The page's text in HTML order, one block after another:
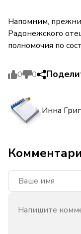
Напомним,
Радонежского
полномочия по
0 0
Инна